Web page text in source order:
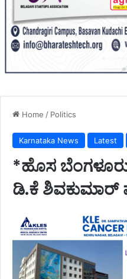
Home / Politics
Karnataka News Latest
*ಹೊಸ
ಡಿ.ಕೆ